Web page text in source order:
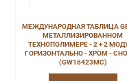
МЕЖДУНАРОДНАЯ ТАБЛИЦА
МЕТАЛЛИЗИРОВАННОМ
ТЕХНОПОЛИМЕРЕ - 2 + 2
ГОРИЗОНТАЛЬНО - ХРОМ -
(GW16423MC)